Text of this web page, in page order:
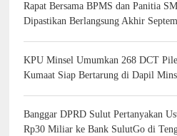
Rapat Bersama BPMS dan Panitia
Dipastikan Berlangsung Akhir
KPU Minsel Umumkan 268 DCT
Kumaat Siap Bertarung di Dapil
Banggar DPRD Sulut Pertanyakan
Rp30 Miliar ke Bank SulutGo di